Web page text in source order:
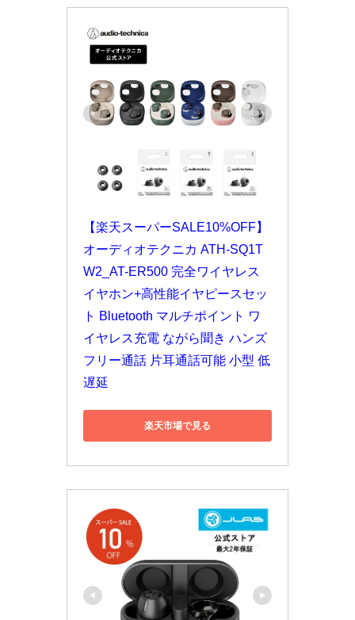
【楽天スーパーSALE10%OFF】
オーディオテクニカ ATH-SQ1T
W2_AT-ER500 完全ワイヤレス
イヤホン+高性能イヤピースセッ
ト Bluetooth マルチポイント ワ
イヤレス充電 ながら聞き ハンズ
フリー通話 片耳通話可能 小型 低
遅延
楽天市場で見る